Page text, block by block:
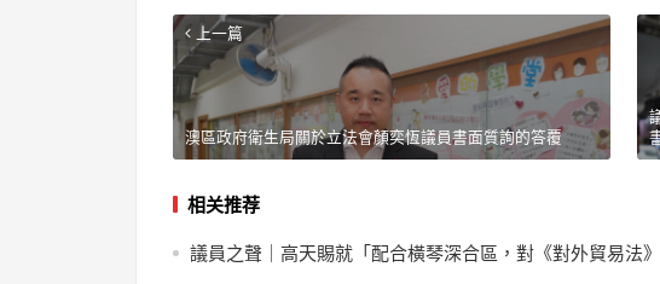
上一篇
澳區政府衛生局關於立法會顏奕恆議員書面質詢的答覆
相关推荐
議員之聲｜高天賜就「配合橫琴深合區，對《對外貿易法